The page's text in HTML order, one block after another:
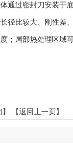
通过密封刀安装于
径比较大、刚性差
局部热处理区域
】 【返回上一页】